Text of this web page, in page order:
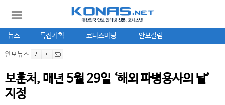
뉴스 특집기획 코나스마당 안보칼럼
안보뉴스
보훈처, 매년 5월 29일 ‘해외 파병용사의 날’
지정